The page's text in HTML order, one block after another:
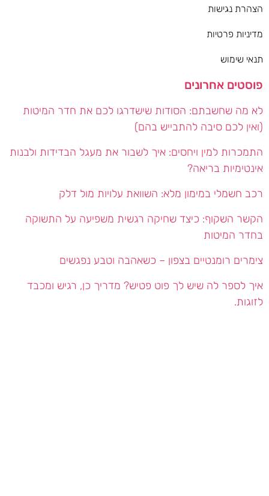
הצהרת נגישות
מדיניות פרטיות
תנאי שימוש
פוסטים אחרונים
לא מה שחשבתם: הסודות שישדרגו לכם את חדר המיטות
(ואין לכם סיבה להתבייש בהם)
התמכרות למין ויחסים: איך לשבור את מעגל הבדידות ולבנות
אינטימיות בריאה?
רכב חשמלי במימון מלא: השוואת עלויות מול דלק
הקשר השקוף: כיצד שחיקה רגשית משפיעה על התשוקה
בחדר המיטות
צימרים רומנטיים בצפון – כשאהבה וטבע נפגשים
איך לספר לה שיש לך פוט פטיש? מדריך כן, רגיש ומכבד
לזוגות.